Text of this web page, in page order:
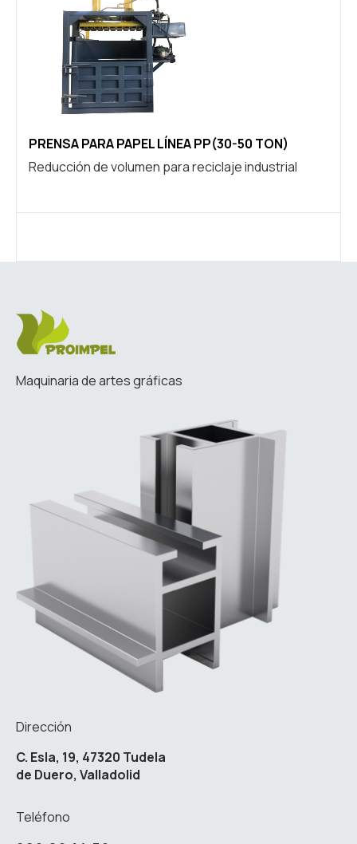
PRENSA PARA PAPEL LÍNEA PP(30-50 TON)
Reducción de volumen para reciclaje industrial
Maquinaria de artes gráficas
Dirección
C. Esla, 19, 47320 Tudela
de Duero, Valladolid
Teléfono